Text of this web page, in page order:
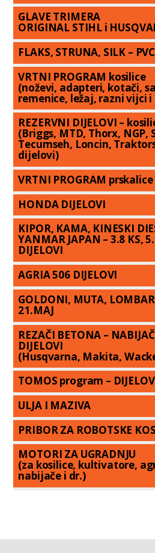
GLAVE TRIMERA
ORIGINAL STIHL i
FLAKS, STRUNA, SILK –
VRTNI PROGRAM kosilice
(noževi, adapteri, kotači,
remenice, ležaj, razni vijci i
REZERVNI DIJELOVI –
(Briggs, MTD, Thorx, NGP,
Tecumseh, Loncin,
dijelovi)
VRTNI PROGRAM prskalice
HONDA DIJELOVI
KIPOR, KAMA, KINESKI
YANMAR JAPAN – 3.8 KS,
DIJELOVI
AGRIA 506 DIJELOVI
GOLDONI, MUTA,
21.MAJ
REZAČI BETONA –
DIJELOVI
(Husqvarna, Makita,
TOMOS program –
ULJA I MAZIVA
PRIBOR ZA ROBOTSKE
MOTORI ZA UGRADNJU
(za kosilice, kultivatore,
nabijače i dr.)